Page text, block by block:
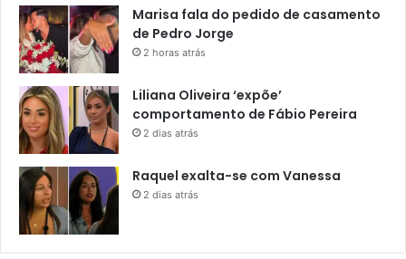
Marisa fala do pedido de casamento
de Pedro Jorge
2 horas atrás
Liliana Oliveira ‘expõe’
comportamento de Fábio Pereira
2 dias atrás
Raquel exalta-se com Vanessa
2 dias atrás